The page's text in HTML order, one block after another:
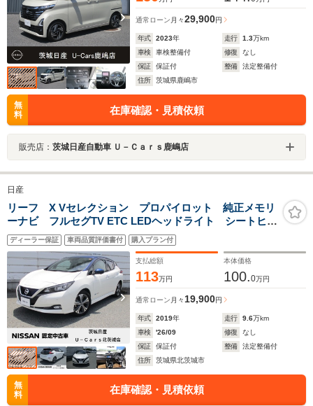
通常ローン 月々29,900円
年式 2023年 走行 1.3万km
車検
車検整備付 修復
なし
保証
保証付 整備
法定整備付
住所
茨城県鹿嶋市
無
料
在庫確認・見積依頼
販売店： 茨城日産自動車 Ｕ－Ｃａｒｓ鹿嶋店
日産
リーフ X Vセレクション プロパイロット 純正メモリ
ーナビ フルセグTV ETC LEDヘッドライト シートヒー
ター エマージェンシーブレーキ 踏み間違いブレー
キ 障害物センサー TVキット ドラレコ インテリキ
ー
ディーラー保証 車両品質評価書付 購入プラン付
支払総額
113万円
本体価格
100.0万円
通常ローン 月々 19,900円
年式 2019年 走行 9.6万km
車検
'26/09 修復
なし
保証
保証付 整備
法定整備付
住所
茨城県北茨城市
無
料
在庫確認・見積依頼